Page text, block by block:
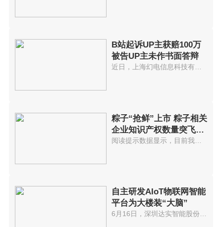
B站起诉UP主获赔100万
被告UP主未作书面答辩
近日，上海幻电信息科技有限公司...
粽子“抢鲜”上市 粽子相关
企业知识产权数量突飞猛
进
自主研发AIoT物联网智能
平台为大楼装“大脑”